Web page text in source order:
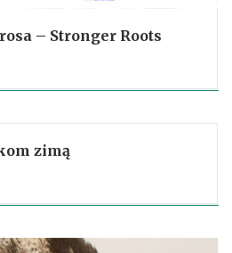
– Stronger Roots
zimą